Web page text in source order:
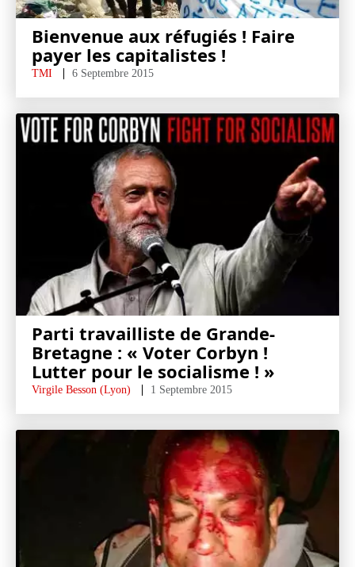
Bienvenue aux réfugiés ! Faire
payer les capitalistes !
TMI 6 Septembre 2015
Parti travailliste de Grande-
Bretagne : « Voter Corbyn !
Lutter pour le socialisme ! »
Virgile Besson (Lyon) 1 Septembre 2015